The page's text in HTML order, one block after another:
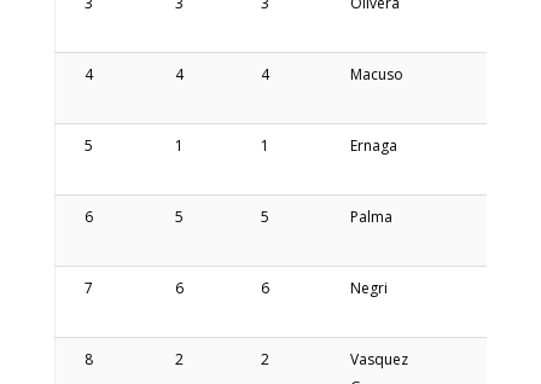
4 4 4 Macuso
5 1 1 Ernaga
6 5 5 Palma
7 6 6 Negri
8 2 2
Vasquez